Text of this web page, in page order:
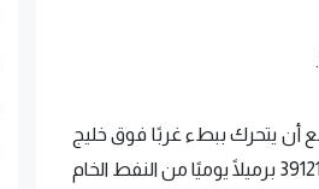
أن يتحرك ببطء غربًا فوق خليج
المكسيك بعيدًا عن الحقول الأمريكية. وكان الإعصار قد تسبب في توقف إنتاج 391214 برميلًا يوميًا من النفط الخام